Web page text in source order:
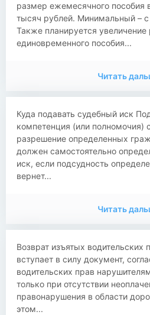
размер ежемесячного пособия
тысяч рублей. Минимальный –
Также планируется увеличение
единовременного пособия...
Читать
​​Куда подавать судебный иск
компетенция (или полномочия)
разрешение определенных
должен самостоятельно
иск, если подсудность
вернет...
Читать
​​Возврат изъятых водительских
вступает в силу документ,
водительских прав
только при отсутствии
правонарушения в области
этом...